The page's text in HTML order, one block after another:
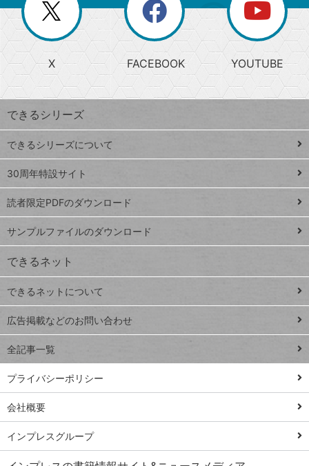
じ
る
search
検
索
上
昇
ワ
ー
ド
Google
スプレ
ッドシ
ート
iPhone
VLOOKUP
close
閉じ
る
閉
じ
る
ー
か
ら
探
す
ト
ッ
プ
ペ
ジ
連載
Excel Q&A
トイアンナ流仕
事術
PowerAutomate
ではじめる業務
の完全自動化
AI議事録作成術
Windows 11
Q&A
X FACEBOOK YOUTUBE
できるシリーズ
できるシリーズについて
30周年特設サイト
読者限定PDFのダウンロード
サンプルファイルのダウンロード
できるネット
できるネットについて
広告掲載などのお問い合わせ
全記事一覧
プライバシーポリシー
会社概要
インプレスグループ